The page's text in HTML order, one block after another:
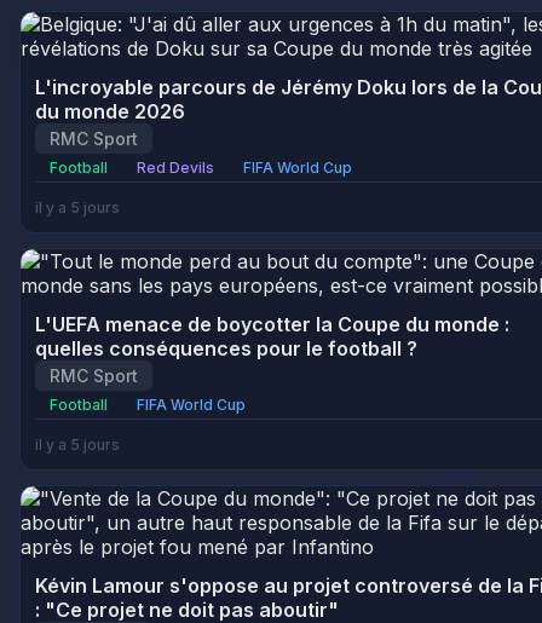
L'incroyable parcours de Jérémy Doku lors de la
du monde 2026
RMC Sport
Football Red Devils FIFA World Cup
il y a 5 jours
L'UEFA menace de boycotter la Coupe du monde :
quelles conséquences pour le football ?
RMC Sport
Football FIFA World Cup
il y a 5 jours
Kévin Lamour s'oppose au projet controversé de la
: "Ce projet ne doit pas aboutir"